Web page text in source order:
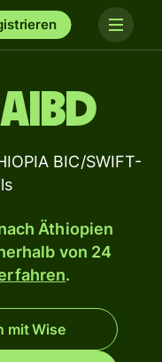
BIC/SWIFT-
Äthiopien
von 24
.
mit Wise